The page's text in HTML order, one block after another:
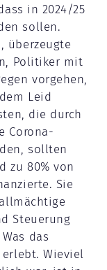
in 2024/25
sollen.
überzeugte
Politiker mit
vorgehen,
Leid
die durch
Corona-
sollten
zu 80% von
Sie
Steuerung
das
Wieviel